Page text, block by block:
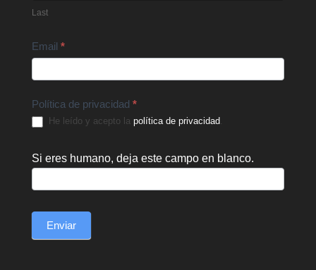
Last
Email *
Política de privacidad *
He leído y acepto la política de privacidad.
Si eres humano, deja este campo en blanco.
Enviar